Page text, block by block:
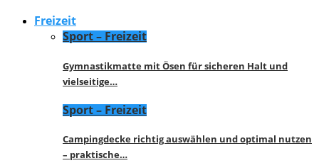
Freizeit
Sport – Freizeit
Gymnastikmatte mit Ösen für sicheren Halt und
vielseitige…
Sport – Freizeit
Campingdecke richtig auswählen und optimal nutzen
– praktische…